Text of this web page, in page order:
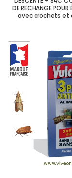
DE RECHANGE POUR
avec crochets et